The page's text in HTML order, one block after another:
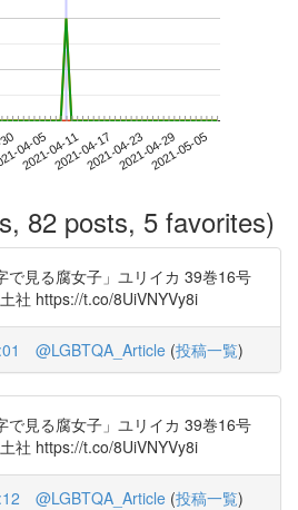
04-05
2021-04-112021-04-172021-04-232021-04-292021-05-05
82 posts, 5 favorites)
で見る腐女子」ユリイカ 39巻16号
社 https://t.co/8UiVNYVy8i
@LGBTQA_Article (投稿一覧)
で見る腐女子」ユリイカ 39巻16号
社 https://t.co/8UiVNYVy8i
@LGBTQA_Article (投稿一覧)